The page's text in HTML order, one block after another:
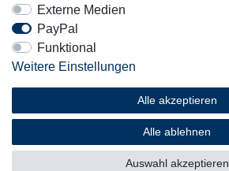
Externe Medien
PayPal
Funktional
Weitere Einstellungen
Alle akzeptieren
Alle ablehnen
Auswahl akzeptieren